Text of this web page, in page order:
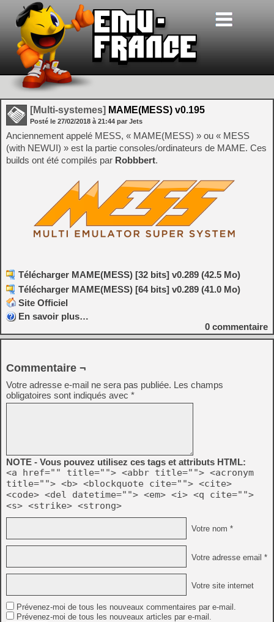
[Multi-systemes] MAME(MESS) v0.195
Posté le 27/02/2018 à 21:44 par Jets
Anciennement appelé MESS, « MAME(MESS) » ou « MESS
(with NEWUI) » est la partie consoles/ordinateurs de MAME. Ces
builds ont été compilés par Robbbert.
Télécharger MAME(MESS) [32 bits] v0.289 (42.5 Mo)
Télécharger MAME(MESS) [64 bits] v0.289 (41.0 Mo)
Site Officiel
En savoir plus…
0 commentaire
Commentaire ¬
Votre adresse e-mail ne sera pas publiée. Les champs
obligatoires sont indiqués avec *
NOTE - Vous pouvez utilisez ces tags et attributs HTML:
<a href="" title=""> <abbr title=""> <acronym
title=""> <b> <blockquote cite=""> <cite>
<code> <del datetime=""> <em> <i> <q cite="">
<s> <strike> <strong>
Votre nom *
Votre adresse email *
Votre site internet
Prévenez-moi de tous les nouveaux commentaires par e-mail.
Prévenez-moi de tous les nouveaux articles par e-mail.